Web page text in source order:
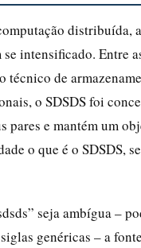
distribuída,
intensificado. Entre
técnico de
o SDSDS foi
pares e mantém um
o que é o SDSDS,
seja ambígua –
genéricas – a